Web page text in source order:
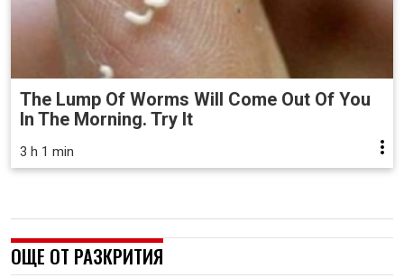
The Lump Of Worms Will Come Out Of You
In The Morning. Try It
3 h 1 min
ОЩЕ ОТ РАЗКРИТИЯ